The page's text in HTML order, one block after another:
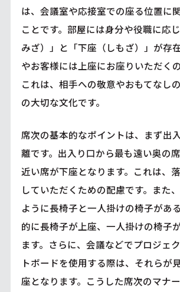
は、会議室や応接室での座る位置に
ことです。部屋には身分や役職に応
みざ）」と「下座（しもざ）」が存
やお客様には上座にお座りいただく
これは、相手への敬意やおもてなし
の大切な文化です。
席次の基本的なポイントは、まず出
離です。出入り口から最も遠い奥の
近い席が下座となります。これは、
していただくための配慮です。また
ように長椅子と一人掛けの椅子があ
的に長椅子が上座、一人掛けの椅子
ます。さらに、会議などでプロジェ
トボードを使用する際は、それらが
座となります。こうした席次のマナ